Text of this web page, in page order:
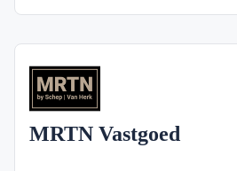
MRTN Vastgoed